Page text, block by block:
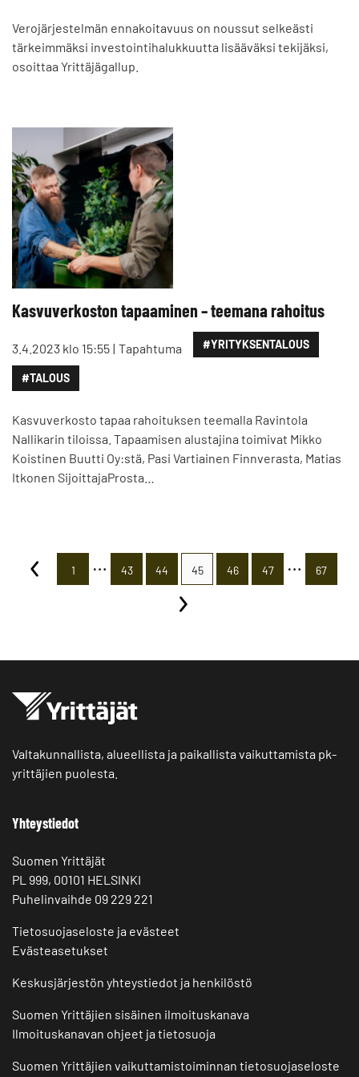
Verojärjestelmän ennakoitavuus on noussut selkeästi
tärkeimmäksi investointihalukkuutta lisääväksi tekijäksi,
osoittaa Yrittäjägallup.
Kasvuverkoston tapaaminen – teemana rahoitus
3.4.2023 klo 15:55 Tapahtuma #YRITYKSENTALOUS
#TALOUS
Kasvuverkosto tapaa rahoituksen teemalla Ravintola
Nallikarin tiloissa. Tapaamisen alustajina toimivat Mikko
Koistinen Buutti Oy:stä, Pasi Vartiainen Finnverasta, Matias
Itkonen SijoittajaProsta…
1 … 43 44 45 46 47 … 67
Valtakunnallista, alueellista ja paikallista vaikuttamista pk-
yrittäjien puolesta.
Yhteystiedot
Suomen Yrittäjät
PL 999, 00101 HELSINKI
Puhelinvaihde 09 229 221
Tietosuojaseloste ja evästeet
Evästeasetukset
Keskusjärjestön yhteystiedot ja henkilöstö
Suomen Yrittäjien sisäinen ilmoituskanava
Ilmoituskanavan ohjeet ja tietosuoja
Suomen Yrittäjien vaikuttamistoiminnan tietosuojaseloste